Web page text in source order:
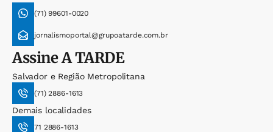
(71) 99601-0020
jornalismoportal@grupoatarde.com.br
AssineA TARDE
Salvador e Região Metropolitana
(71) 2886-1613
Demais localidades
71 2886-1613